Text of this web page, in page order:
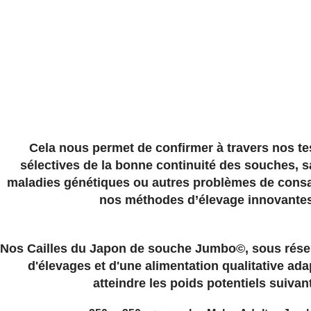
Cela nous permet de confirmer à travers nos
sélectives de la bonne continuité des souches,
maladies génétiques ou autres problèmes de
nos méthodes d’élevage
Nos Cailles du Japon de souche Jumbo©, sous
d'élevages et d'une alimentation qualitative
atteindre les poids potentiels